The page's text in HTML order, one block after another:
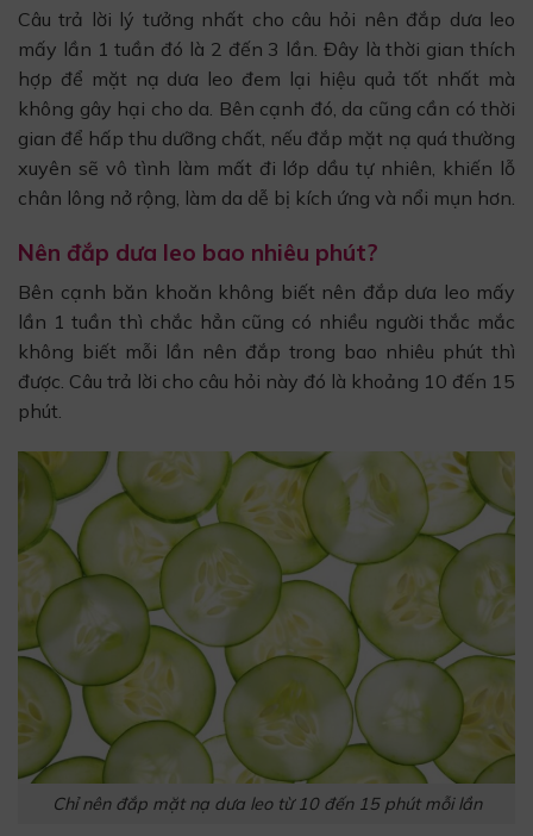
Câu trả lời lý tưởng nhất cho câu hỏi nên đắp dưa leo
mấy lần 1 tuần đó là 2 đến 3 lần. Đây là thời gian thích
hợp để mặt nạ dưa leo đem lại hiệu quả tốt nhất mà
không gây hại cho da. Bên cạnh đó, da cũng cần có thời
gian để hấp thu dưỡng chất, nếu đắp mặt nạ quá thường
xuyên sẽ vô tình làm mất đi lớp dầu tự nhiên, khiến lỗ
chân lông nở rộng, làm da dễ bị kích ứng và nổi mụn hơn.
Nên đắp dưa leo bao nhiêu phút?
Bên cạnh băn khoăn không biết nên đắp dưa leo mấy
lần 1 tuần thì chắc hẳn cũng có nhiều người thắc mắc
không biết mỗi lần nên đắp trong bao nhiêu phút thì
được. Câu trả lời cho câu hỏi này đó là khoảng 10 đến 15
phút.
Chỉ nên đắp mặt nạ dưa leo từ 10 đến 15 phút mỗi lần